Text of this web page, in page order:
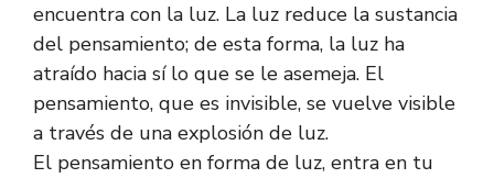
encuentra con la luz. La luz reduce la sustancia
del pensamiento; de esta forma, la luz ha
atraído hacia sí lo que se le asemeja. El
pensamiento, que es invisible, se vuelve visible
a través de una explosión de luz.
El pensamiento en forma de luz, entra en tu